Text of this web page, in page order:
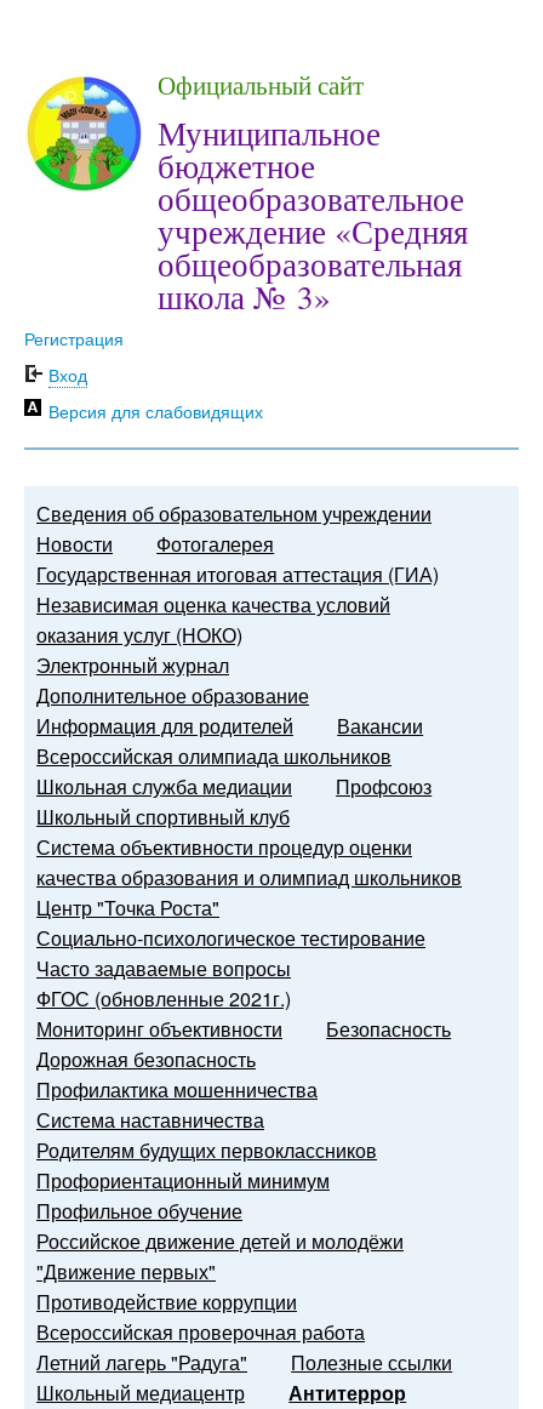
Официальный сайт
Муниципальное
бюджетное
общеобразовательное
учреждение «Средняя
общеобразовательная
школа № 3»
Регистрация
Вход
Версия для слабовидящих
Сведения об образовательном учреждении
Новости
Фотогалерея
Государственная итоговая аттестация (ГИА)
Независимая оценка качества условий
оказания услуг (НОКО)
Электронный журнал
Дополнительное образование
Информация для родителей
Вакансии
Всероссийская олимпиада школьников
Школьная служба медиации
Профсоюз
Школьный спортивный клуб
Система объективности процедур оценки
качества образования и олимпиад школьников
Центр "Точка Роста"
Социально-психологическое тестирование
Часто задаваемые вопросы
ФГОС (обновленные 2021г.)
Мониторинг объективности
Безопасность
Дорожная безопасность
Профилактика мошенничества
Система наставничества
Родителям будущих первоклассников
Профориентационный минимум
Профильное обучение
Российское движение детей и молодёжи
"Движение первых"
Противодействие коррупции
Всероссийская проверочная работа
Летний лагерь "Радуга"
Полезные ссылки
Школьный медиацентр
Антитеррор